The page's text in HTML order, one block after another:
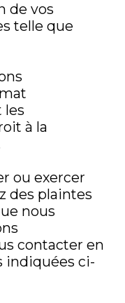
de vos
telle que
les
à la
ou exercer
des plaintes
nous
contacter en
indiquées ci-